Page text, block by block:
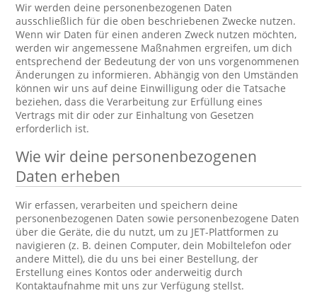
Wir werden deine personenbezogenen Daten
ausschließlich für die oben beschriebenen Zwecke nutzen.
Wenn wir Daten für einen anderen Zweck nutzen möchten,
werden wir angemessene Maßnahmen ergreifen, um dich
entsprechend der Bedeutung der von uns vorgenommenen
Änderungen zu informieren. Abhängig von den Umständen
können wir uns auf deine Einwilligung oder die Tatsache
beziehen, dass die Verarbeitung zur Erfüllung eines
Vertrags mit dir oder zur Einhaltung von Gesetzen
erforderlich ist.
Wie wir deine personenbezogenen
Daten erheben
Wir erfassen, verarbeiten und speichern deine
personenbezogenen Daten sowie personenbezogene Daten
über die Geräte, die du nutzt, um zu JET-Plattformen zu
navigieren (z. B. deinen Computer, dein Mobiltelefon oder
andere Mittel), die du uns bei einer Bestellung, der
Erstellung eines Kontos oder anderweitig durch
Kontaktaufnahme mit uns zur Verfügung stellst.